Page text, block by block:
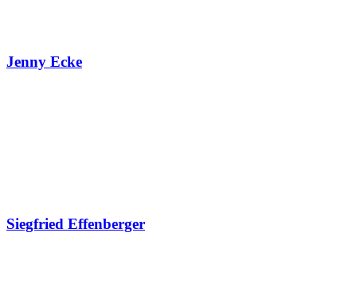
Jenny Ecke
Siegfried Effenberger